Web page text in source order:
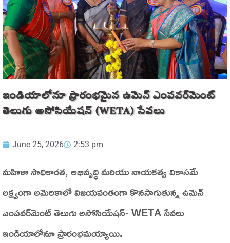
ఇండియాలోనూ ప్రారంభమైన ఉమెన్ ఎంపవర్‌మెంట్
తెలుగు అసోసియేషన్ (WETA) సేవలు
June 25, 2026 2:53 pm
మహిళా సాధికారత, అభివృద్ధి మరియు నాయకత్వ వికాసమే
లక్ష్యంగా అమెరికాలో విజయవంతంగా కొనసాగుతున్న ఉమెన్
ఎంపవర్‌మెంట్ తెలుగు అసోసియేషన్- WETA సేవలు
ఇండియాలోనూ ప్రారంభమయ్యాయి.